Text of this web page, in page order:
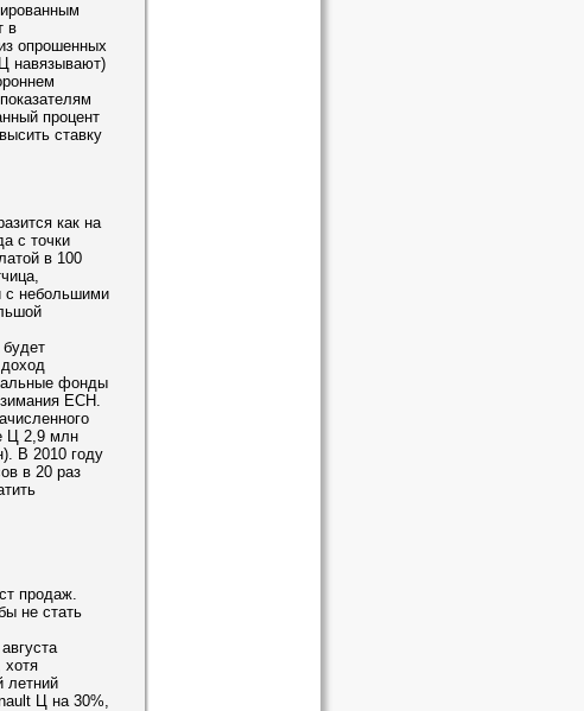
в
опрошенных
навязывают)
процент
ставку
как на
с точки
в 100
с небольшими
фонды
ЕСН.
Ц 2,9 млн
В 2010 году
в 20 раз
продаж.
не стать
летний
Ц на 30%,